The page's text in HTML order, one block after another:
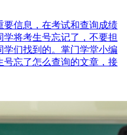
信息，在考试和查询成绩
将考生号忘记了，不要担
们找到的。掌门学堂小编
号忘了怎么查询的文章，接